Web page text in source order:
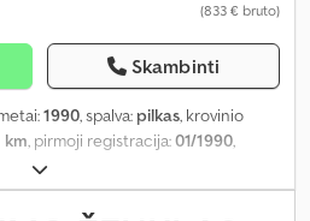
(833 € bruto)
Skambinti
1990, spalva: pilkas, krovinio
km, pirmoji registracija:01/1990,
kabina: